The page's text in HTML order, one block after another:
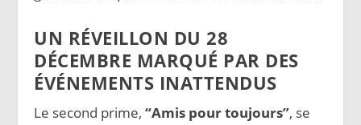
UN RÉVEILLON DU 28
DÉCEMBRE MARQUÉ PAR DES
ÉVÉNEMENTS INATTENDUS
Le second prime,“Amis pour toujours”, se